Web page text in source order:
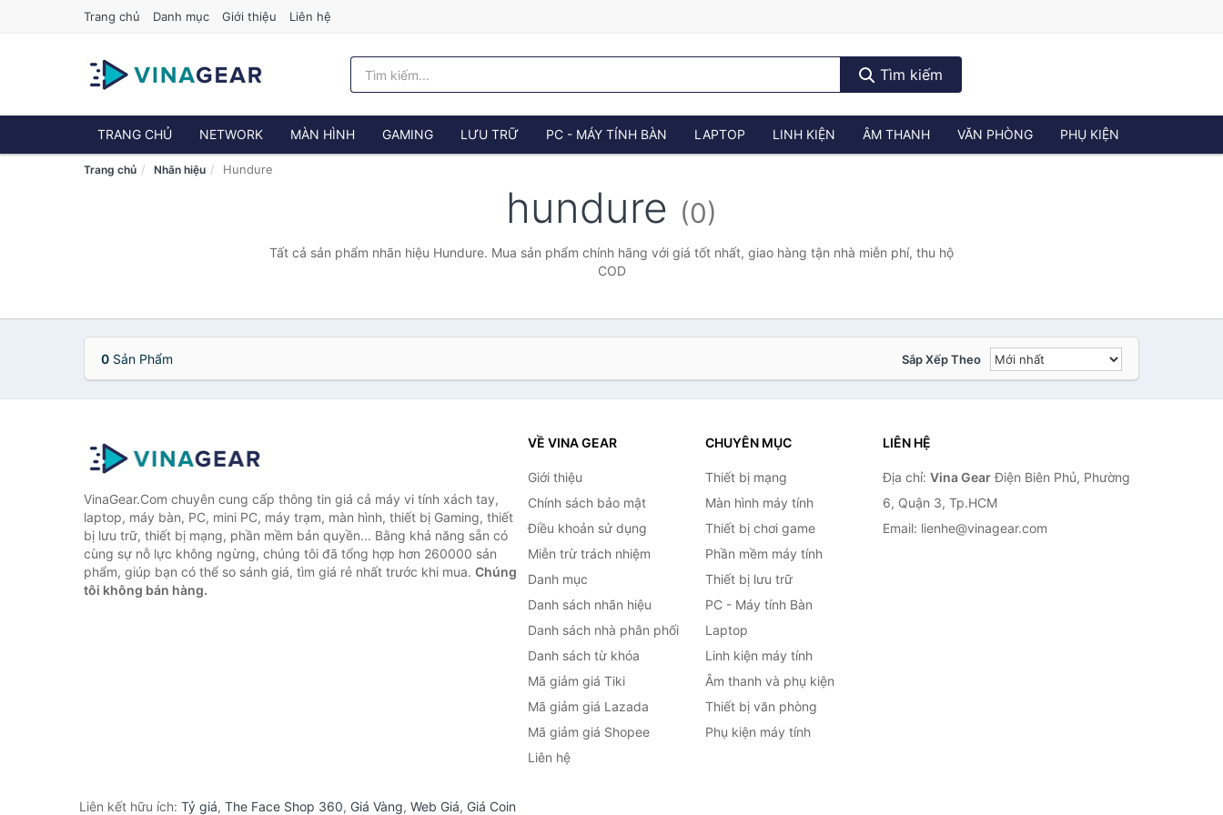
Trang chủ Danh mục Giới thiệu Liên hệ
Tìm kiếm
TRANG CHỦ NETWORK MÀN HÌNH GAMING LƯU TRỮ PC - MÁY TÍNH BÀN LAPTOP LINH KIỆN ÂM THANH VĂN PHÒNG PHỤ KIỆN
Trang chủ Nhãn hiệu Hundure
hundure (0)
Tất cả sản phẩm nhãn hiệu Hundure. Mua sản phẩm chính hãng với giá tốt nhất, giao hàng tận nhà miễn phí, thu hộ
COD
0 Sản Phẩm Sắp Xếp Theo
VinaGear.Com chuyên cung cấp thông tin giá cả máy vi tính xách tay,
laptop, máy bàn, PC, mini PC, máy trạm, màn hình, thiết bị Gaming, thiết
bị lưu trữ, thiết bị mạng, phần mềm bản quyền... Bằng khả năng sẵn có
cùng sự nỗ lực không ngừng, chúng tôi đã tổng hợp hơn 260000 sản
phẩm, giúp bạn có thể so sánh giá, tìm giá rẻ nhất trước khi mua. Chúng
tôi không bán hàng.
VỀ VINA GEAR
Giới thiệu
Chính sách bảo mật
Điều khoản sử dụng
Miễn trừ trách nhiệm
Danh mục
Danh sách nhãn hiệu
Danh sách nhà phân phối
Danh sách từ khóa
Mã giảm giá Tiki
Mã giảm giá Lazada
Mã giảm giá Shopee
Liên hệ
CHUYÊN MỤC
Thiết bị mạng
Màn hình máy tính
Thiết bị chơi game
Phần mềm máy tính
Thiết bị lưu trữ
PC - Máy tính Bàn
Laptop
Linh kiện máy tính
Âm thanh và phụ kiện
Thiết bị văn phòng
Phụ kiện máy tính
LIÊN HỆ
Địa chỉ: Vina GearĐiện Biên Phủ, Phường
6, Quận 3, Tp.HCM
Email: lienhe@vinagear.com
Liên kết hữu ích: Tỷ giá, The Face Shop 360, Giá Vàng, Web Giá, Giá Coin